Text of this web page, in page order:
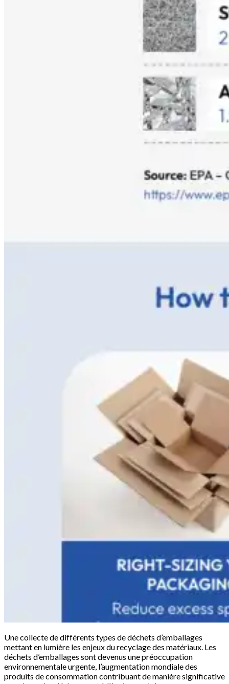
Une collecte de différents types de déchets d’emballages
mettant en lumière les enjeux du recyclage des matériaux. Les
déchets d’emballages sont devenus une préoccupation
environnementale urgente, l’augmentation mondiale des
produits de consommation contribuant de manière significative